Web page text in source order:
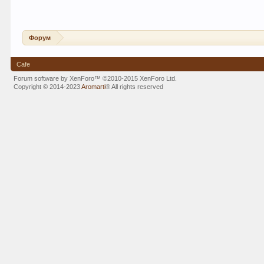
Форум
Cafe
Forum software by XenForo™©2010-2015 XenForo Ltd.
Copyright © 2014-2023Aromarti®All rights reserved